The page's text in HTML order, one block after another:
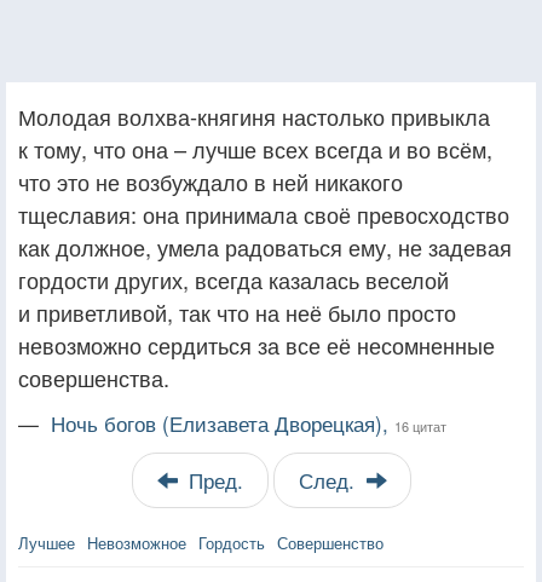
Молодая волхва-княгиня настолько привыкла
к тому, что она – лучше всех всегда и во всём,
что это не возбуждало в ней никакого
тщеславия: она принимала своё превосходство
как должное, умела радоваться ему, не задевая
гордости других, всегда казалась веселой
и приветливой, так что на неё было просто
невозможно сердиться за все её несомненные
совершенства.
— Ночь богов (Елизавета Дворецкая), 16 цитат
Пред. След.
Лучшее Невозможное Гордость Совершенство